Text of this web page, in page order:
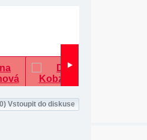
Vstoupit do diskuse